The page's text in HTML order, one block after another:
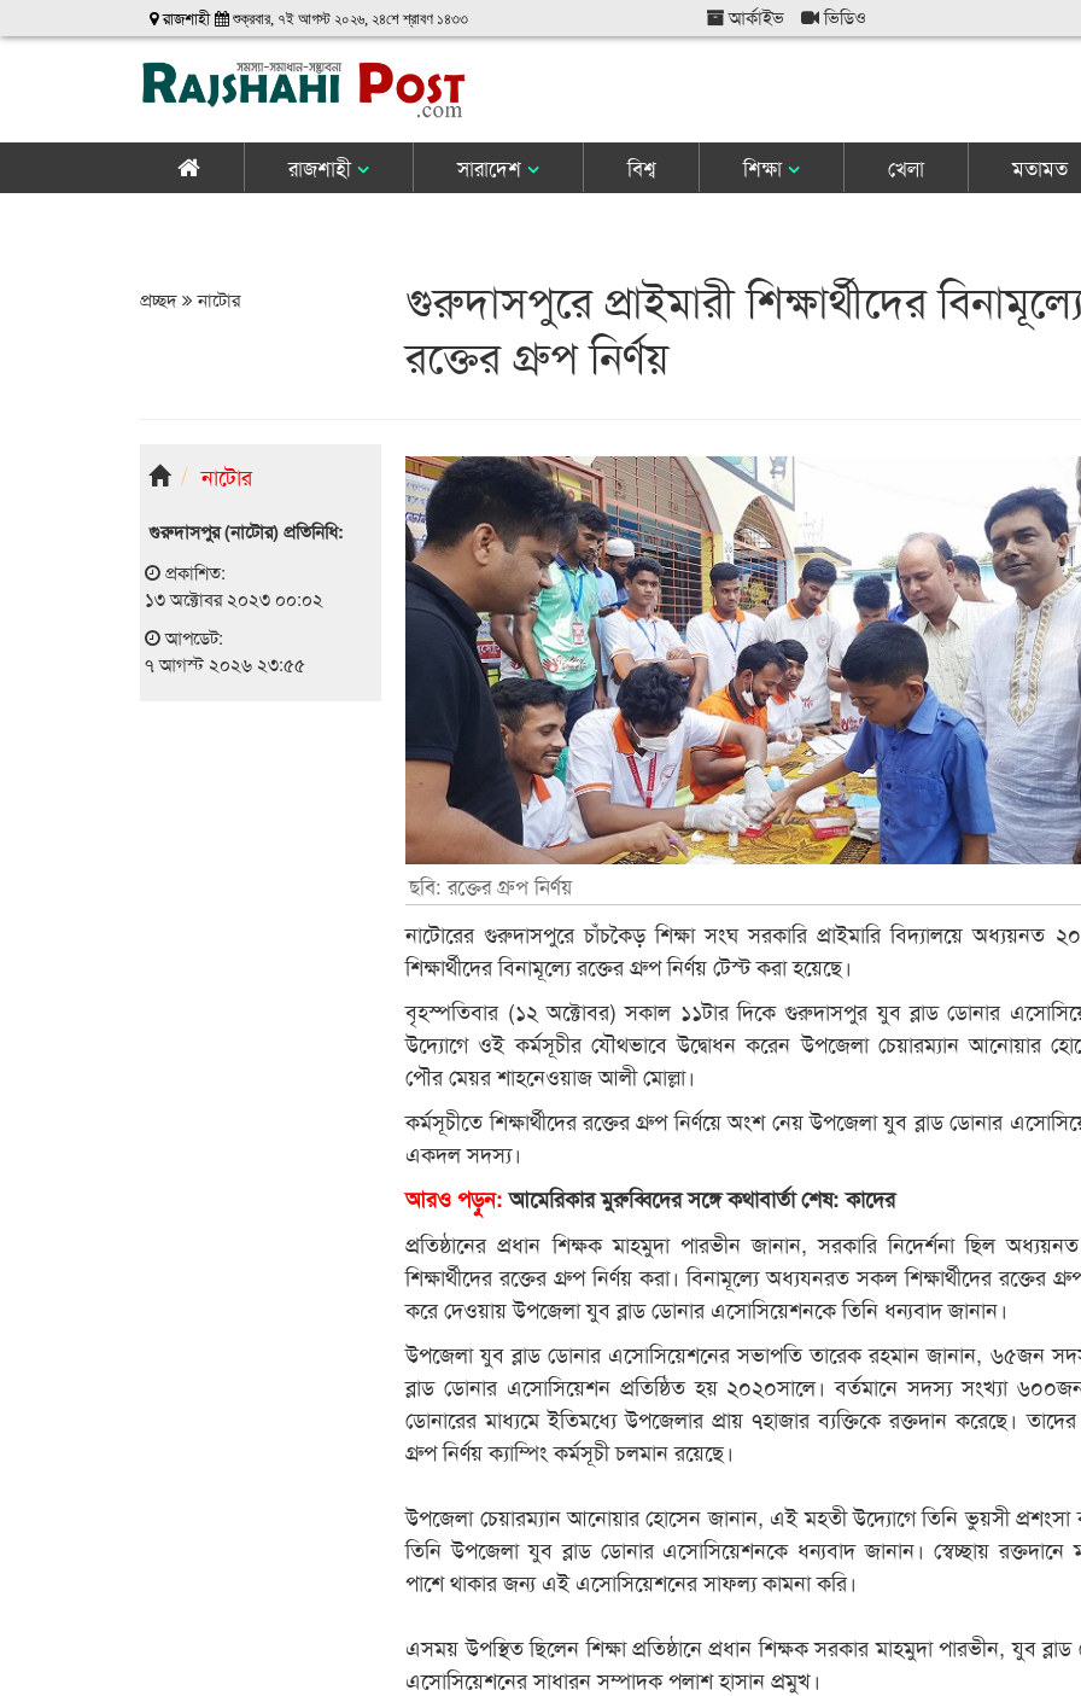
রাজশাহী শুক্রবার, ৭ই আগস্ট ২০২৬, ২৪শে শ্রাবণ ১৪৩৩ আর্কাইভ ভিডিও
রাজশাহী সারাদেশ বিশ্ব শিক্ষা খেলা মতামত
প্রচ্ছদ নাটোর
গুরুদাসপুরে প্রাইমারী শিক্ষার্থীদের
রক্তের গ্রুপ নির্ণয়
নাটোর
গুরুদাসপুর (নাটোর) প্রতিনিধি:
প্রকাশিত:
১৩ অক্টোবর ২০২৩ ০০:০২
আপডেট:
৭ আগস্ট ২০২৬ ২৩:৫৫
ছবি: রক্তের গ্রুপ নির্ণয়
নাটোরের গুরুদাসপুরে চাঁচকৈড় শিক্ষা সংঘ সরকারি প্রাইমারি বিদ্যালয়ে অধ্যয়নত
শিক্ষার্থীদের বিনামূল্যে রক্তের গ্রুপ নির্ণয় টেস্ট করা হয়েছে।
বৃহস্পতিবার (১২ অক্টোবর) সকাল ১১টার দিকে গুরুদাসপুর যুব ব্লাড ডোনার
উদ্যোগে ওই কর্মসূচীর যৌথভাবে উদ্বোধন করেন উপজেলা চেয়ারম্যান আনোয়ার
পৌর মেয়র শাহনেওয়াজ আলী মোল্লা।
কর্মসূচীতে শিক্ষার্থীদের রক্তের গ্রুপ নির্ণয়ে অংশ নেয় উপজেলা যুব ব্লাড ডোনার
একদল সদস্য।
আরও পড়ুন:আমেরিকার মুরুব্বিদের সঙ্গে কথাবার্তা শেষ: কাদের
প্রতিষ্ঠানের প্রধান শিক্ষক মাহমুদা পারভীন জানান, সরকারি নিদের্শনা ছিল
শিক্ষার্থীদের রক্তের গ্রুপ নির্ণয় করা। বিনামূল্যে অধ্যযনরত সকল শিক্ষার্থীদের রক্তের
করে দেওয়ায় উপজেলা যুব ব্লাড ডোনার এসোসিয়েশনকে তিনি ধন্যবাদ জানান।
উপজেলা যুব ব্লাড ডোনার এসোসিয়েশনের সভাপতি তারেক রহমান জানান, ৬৫জন
ব্লাড ডোনার এসোসিয়েশন প্রতিষ্ঠিত হয় ২০২০সালে। বর্তমানে সদস্য সংখ্যা
ডোনারের মাধ্যমে ইতিমধ্যে উপজেলার প্রায় ৭হাজার ব্যক্তিকে রক্তদান করেছে।
গ্রুপ নির্ণয় ক্যাম্পিং কর্মসূচী চলমান রয়েছে।
উপজেলা চেয়ারম্যান আনোয়ার হোসেন জানান, এই মহতী উদ্যোগে তিনি ভুয়সী প্রশংসা
তিনি উপজেলা যুব ব্লাড ডোনার এসোসিয়েশনকে ধন্যবাদ জানান। স্বেচ্ছায় রক্তদানে
পাশে থাকার জন্য এই এসোসিয়েশনের সাফল্য কামনা করি।
এসময় উপস্থিত ছিলেন শিক্ষা প্রতিষ্ঠানে প্রধান শিক্ষক সরকার মাহমুদা পারভীন, যুব
এসোসিয়েশনের সাধারন সম্পাদক পলাশ হাসান প্রমুখ।